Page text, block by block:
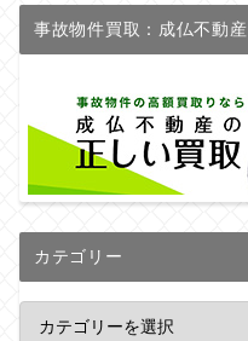
事故物件買取：成仏不動産
カテゴリー